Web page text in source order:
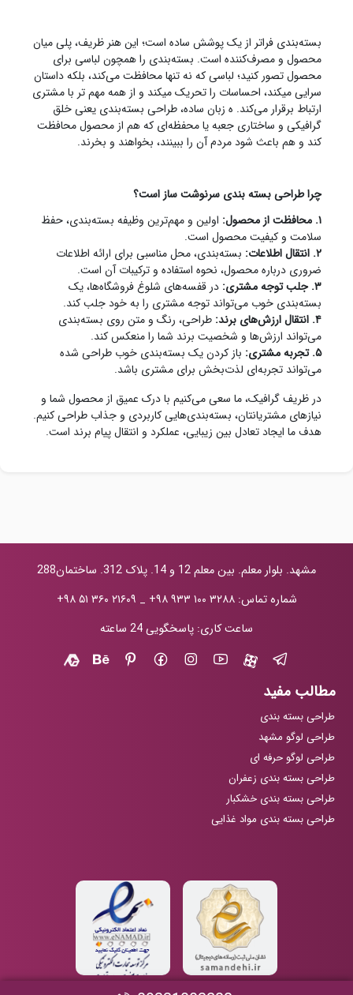
بسته‌بندی فراتر از یک پوشش ساده است؛ این هنر ظریف، پلی میان
محصول و مصرف‌کننده است. بسته‌بندی را همچون لباسی برای
محصول تصور کنید؛ لباسی که نه تنها محافظت می‌کند، بلکه داستان
سرایی میکند، احساسات را تحریک میکند و از همه مهم تر با مشتری
ارتباط برقرار می‌کند. ه زبان ساده، طراحی بسته‌بندی یعنی خلق
گرافیکی و ساختاری جعبه یا محفظه‌ای که هم از محصول محافظت
کند و هم باعث شود مردم آن را ببینند، بخواهند و بخرند.
چرا طراحی بسته بندی سرنوشت ساز است؟
۱. محافظت از محصول:
اولین و مهم‌ترین وظیفه بسته‌بندی، حفظ
سلامت و کیفیت محصول است.
۲. انتقال اطلاعات:
بسته‌بندی، محل مناسبی برای ارائه اطلاعات
ضروری درباره محصول، نحوه استفاده و ترکیبات آن است.
۳. جلب توجه مشتری:
در قفسه‌های شلوغ فروشگاه‌ها، یک
بسته‌بندی خوب می‌تواند توجه مشتری را به خود جلب کند.
۴. انتقال ارزش‌های برند:
طراحی، رنگ و متن روی بسته‌بندی
می‌تواند ارزش‌ها و شخصیت برند شما را منعکس کند.
۵. تجربه مشتری:
باز کردن یک بسته‌بندی خوب طراحی شده
می‌تواند تجربه‌ای لذت‌بخش برای مشتری باشد.
در ظریف گرافیک، ما سعی می‌کنیم با درک عمیق از محصول شما و
نیازهای مشتریانتان، بسته‌بندی‌هایی کاربردی و جذاب طراحی کنیم.
هدف ما ایجاد تعادل بین زیبایی، عملکرد و انتقال پیام برند است.
مشهد. بلوار معلم. بین معلم 12 و 14. پلاک 312. ساختمان288
شماره تماس:+۹۸ ۹۳۳ ۱۰۰ ۳۲۸۸ _ +۹۸ ۵۱ ۳۶۰ ۲۱۶۰۹
ساعت کاری: پاسخگویی 24 ساعته
مطالب مفید
طراحی بسته بندی
طراحی لوگو مشهد
طراحی لوگو حرفه ای
طراحی بسته بندی زعفران
طراحی بسته بندی خشکبار
طراحی بسته بندی مواد غذایی